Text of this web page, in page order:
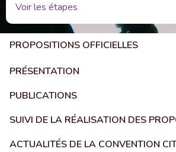
Voir les étapes
PROPOSITIONS OFFICIELLES
PRÉSENTATION
PUBLICATIONS
SUIVI DE LA RÉALISATION DES
ACTUALITÉS DE LA CONVENTION